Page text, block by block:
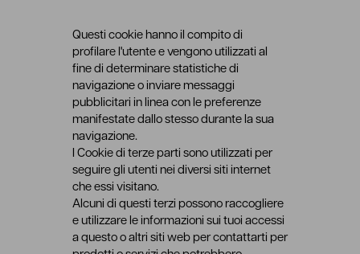
Questi cookie hanno il compito di
profilare l'utente e vengono utilizzati al
fine di determinare statistiche di
navigazione o inviare messaggi
pubblicitari in linea con le preferenze
manifestate dallo stesso durante la sua
navigazione.
I Cookie di terze parti sono utilizzati per
seguire gli utenti nei diversi siti internet
che essi visitano.
Alcuni di questi terzi possono raccogliere
e utilizzare le informazioni sui tuoi accessi
a questo o altri siti web per contattarti per